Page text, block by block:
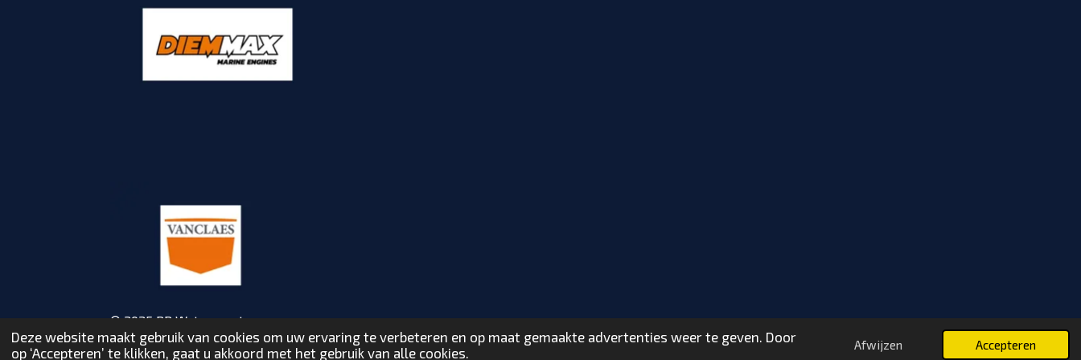
Deze website maakt gebruik van cookies om uw ervaring te verbeteren en op maat gemaakte advertenties weer te geven. Door
op ‘Accepteren’ te klikken, gaat u akkoord met het gebruik van alle cookies.
Afwijzen Accepteren
n n n n
© 2025 RP Watersport